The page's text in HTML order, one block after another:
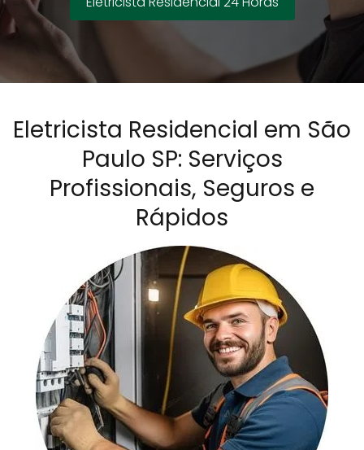
Eletricista Residencial em São
Paulo SP: Serviços
Profissionais, Seguros e
Rápidos